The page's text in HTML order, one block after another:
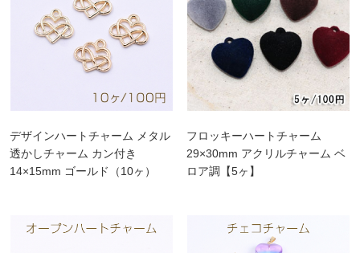
デザインハートチャーム メタル
透かしチャーム カン付き
14×15mm ゴールド（10ヶ）
フロッキーハートチャーム
29×30mm アクリルチャーム ベ
ロア調【5ヶ】